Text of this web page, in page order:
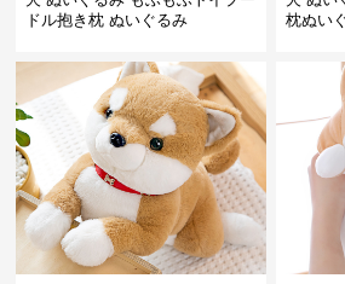
ドル抱き枕 ぬいぐるみ
枕ぬい